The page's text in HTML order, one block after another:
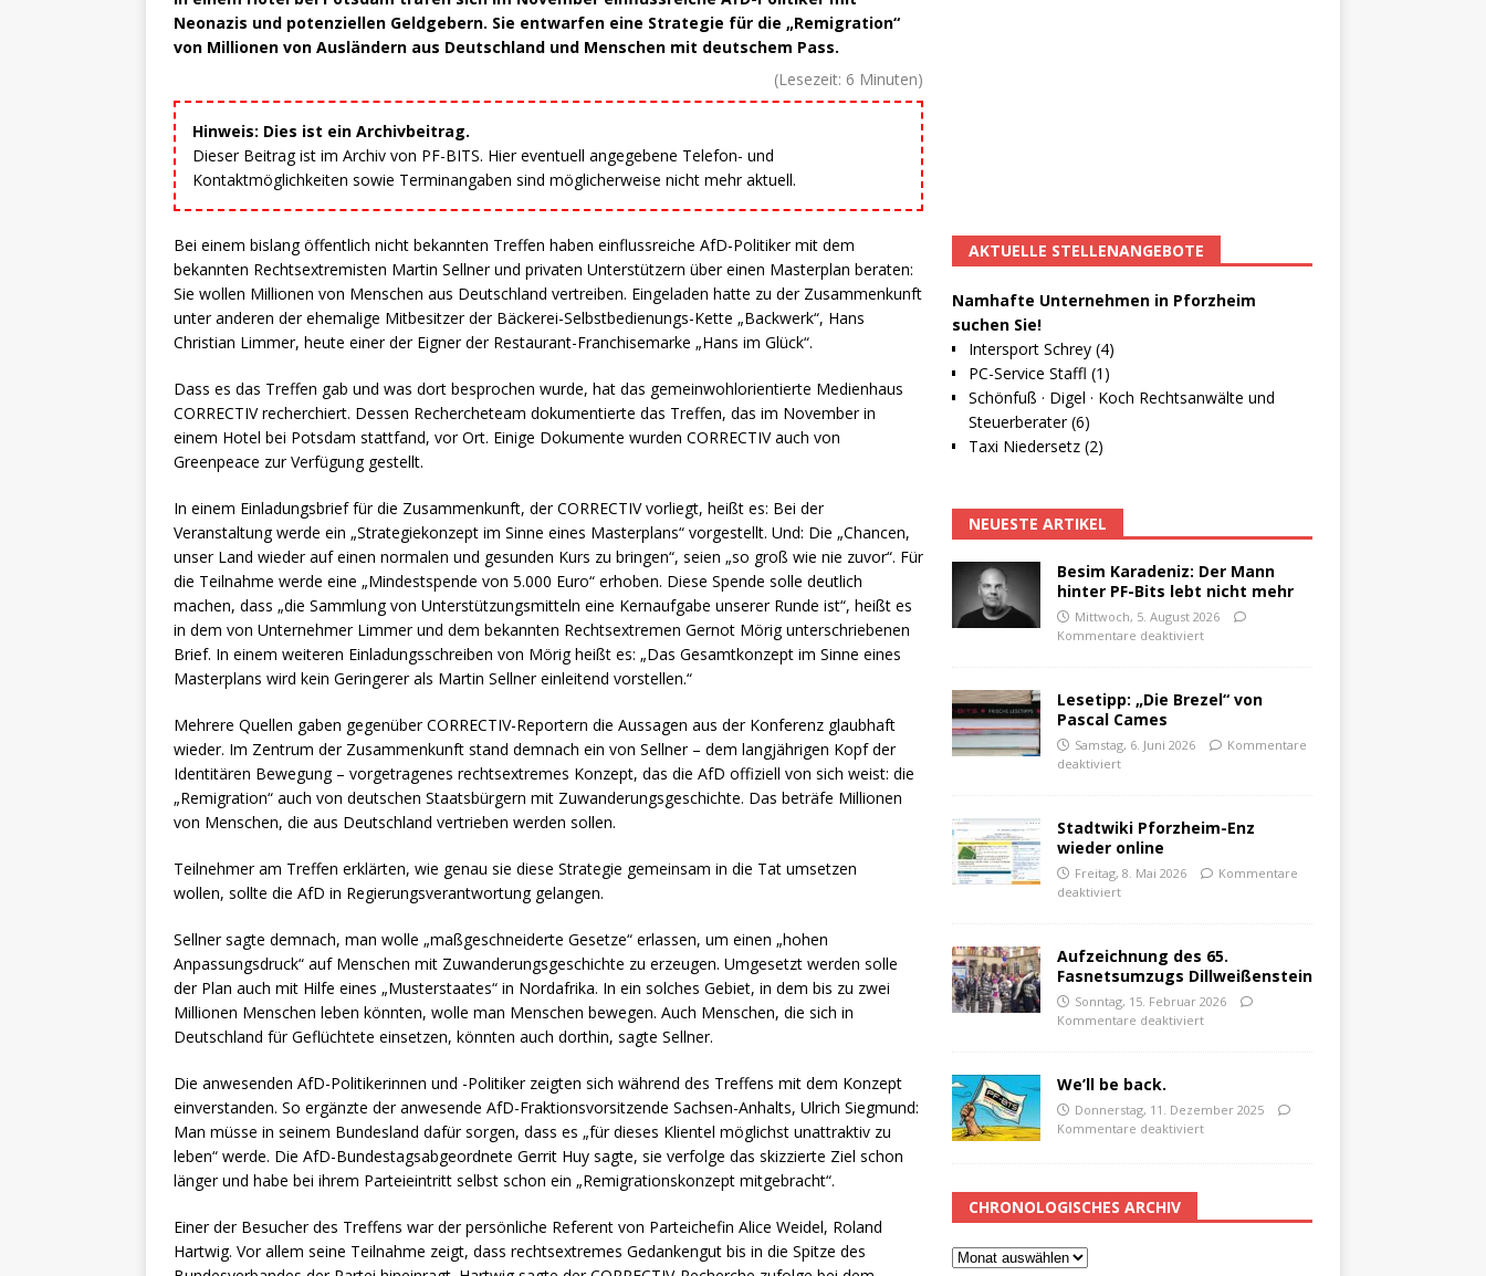
Neonazis und potenziellen Geldgebern. Sie entwarfen eine Strategie für die „Remigration“
von Millionen von Ausländern aus Deutschland und Menschen mit deutschem Pass.
(Lesezeit: 6 Minuten)
Hinweis: Dies ist ein Archivbeitrag.
Dieser Beitrag ist im Archiv von PF-BITS. Hier eventuell angegebene Telefon- und
Kontaktmöglichkeiten sowie Terminangaben sind möglicherweise nicht mehr aktuell.
Bei einem bislang öffentlich nicht bekannten Treffen haben einflussreiche AfD-Politiker mit dem
bekannten Rechtsextremisten Martin Sellner und privaten Unterstützern über einen Masterplan beraten:
Sie wollen Millionen von Menschen aus Deutschland vertreiben. Eingeladen hatte zu der Zusammenkunft
unter anderen der ehemalige Mitbesitzer der Bäckerei-Selbstbedienungs-Kette „Backwerk“, Hans
Christian Limmer, heute einer der Eigner der Restaurant-Franchisemarke „Hans im Glück“.
Dass es das Treffen gab und was dort besprochen wurde, hat das gemeinwohlorientierte Medienhaus
CORRECTIV recherchiert. Dessen Rechercheteam dokumentierte das Treffen, das im November in
einem Hotel bei Potsdam stattfand, vor Ort. Einige Dokumente wurden CORRECTIV auch von
Greenpeace zur Verfügung gestellt.
In einem Einladungsbrief für die Zusammenkunft, der CORRECTIV vorliegt, heißt es: Bei der
Veranstaltung werde ein „Strategiekonzept im Sinne eines Masterplans“ vorgestellt. Und: Die „Chancen,
unser Land wieder auf einen normalen und gesunden Kurs zu bringen“, seien „so groß wie nie zuvor“. Für
die Teilnahme werde eine „Mindestspende von 5.000 Euro“ erhoben. Diese Spende solle deutlich
machen, dass „die Sammlung von Unterstützungsmitteln eine Kernaufgabe unserer Runde ist“, heißt es
in dem von Unternehmer Limmer und dem bekannten Rechtsextremen Gernot Mörig unterschriebenen
Brief. In einem weiteren Einladungsschreiben von Mörig heißt es: „Das Gesamtkonzept im Sinne eines
Masterplans wird kein Geringerer als Martin Sellner einleitend vorstellen.“
Mehrere Quellen gaben gegenüber CORRECTIV-Reportern die Aussagen aus der Konferenz glaubhaft
wieder. Im Zentrum der Zusammenkunft stand demnach ein von Sellner – dem langjährigen Kopf der
Identitären Bewegung – vorgetragenes rechtsextremes Konzept, das die AfD offiziell von sich weist: die
„Remigration“ auch von deutschen Staatsbürgern mit Zuwanderungsgeschichte. Das beträfe Millionen
von Menschen, die aus Deutschland vertrieben werden sollen.
Teilnehmer am Treffen erklärten, wie genau sie diese Strategie gemeinsam in die Tat umsetzen
wollen, sollte die AfD in Regierungsverantwortung gelangen.
Sellner sagte demnach, man wolle „maßgeschneiderte Gesetze“ erlassen, um einen „hohen
Anpassungsdruck“ auf Menschen mit Zuwanderungsgeschichte zu erzeugen. Umgesetzt werden solle
der Plan auch mit Hilfe eines „Musterstaates“ in Nordafrika. In ein solches Gebiet, in dem bis zu zwei
Millionen Menschen leben könnten, wolle man Menschen bewegen. Auch Menschen, die sich in
Deutschland für Geflüchtete einsetzen, könnten auch dorthin, sagte Sellner.
Die anwesenden AfD-Politikerinnen und -Politiker zeigten sich während des Treffens mit dem Konzept
einverstanden. So ergänzte der anwesende AfD-Fraktionsvorsitzende Sachsen-Anhalts, Ulrich Siegmund:
Man müsse in seinem Bundesland dafür sorgen, dass es „für dieses Klientel möglichst unattraktiv zu
leben“ werde. Die AfD-Bundestagsabgeordnete Gerrit Huy sagte, sie verfolge das skizzierte Ziel schon
länger und habe bei ihrem Parteieintritt selbst schon ein „Remigrationskonzept mitgebracht“.
Einer der Besucher des Treffens war der persönliche Referent von Parteichefin Alice Weidel, Roland
Hartwig. Vor allem seine Teilnahme zeigt, dass rechtsextremes Gedankengut bis in die Spitze des
AKTUELLE STELLENANGEBOTE
Namhafte Unternehmen in Pforzheim
suchen Sie!
Intersport Schrey (4)
PC-Service Staffl (1)
Schönfuß · Digel · Koch Rechtsanwälte und
Steuerberater (6)
Taxi Niedersetz (2)
NEUESTE ARTIKEL
Besim Karadeniz: Der Mann
hinter PF-Bits lebt nicht mehr
Mittwoch, 5. August 2026
Kommentare deaktiviert
Lesetipp: „Die Brezel“ von
Pascal Cames
Samstag, 6. Juni 2026
Kommentare
deaktiviert
Stadtwiki Pforzheim-Enz
wieder online
Freitag, 8. Mai 2026
Kommentare
deaktiviert
Aufzeichnung des 65.
Fasnetsumzugs Dillweißenstein
Sonntag, 15. Februar 2026
Kommentare deaktiviert
We’ll be back.
Donnerstag, 11. Dezember 2025
Kommentare deaktiviert
CHRONOLOGISCHES ARCHIV